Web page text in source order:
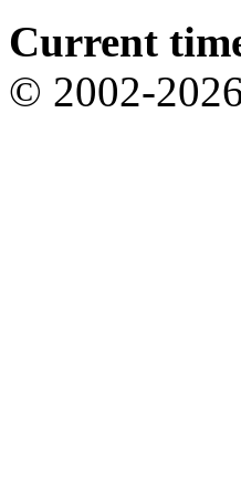
Current
© 2002-